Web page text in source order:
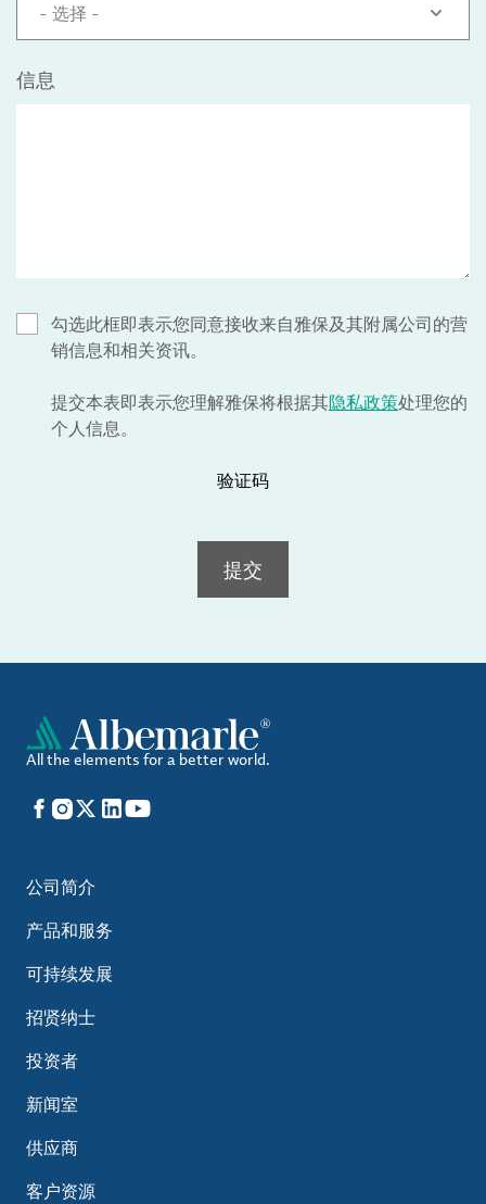
- 选择 -
信息
勾选此框即表示您同意接收来自雅保及其附属公司的营
销信息和相关资讯。
提交本表即表示您理解雅保将根据其隐私政策处理您的
个人信息。
验证码
提交
All the elements for a better world.
Facebook
Instagram
X LinkedIn
YouTube
公司简介
产品和服务
可持续发展
招贤纳士
投资者
新闻室
供应商
客户资源